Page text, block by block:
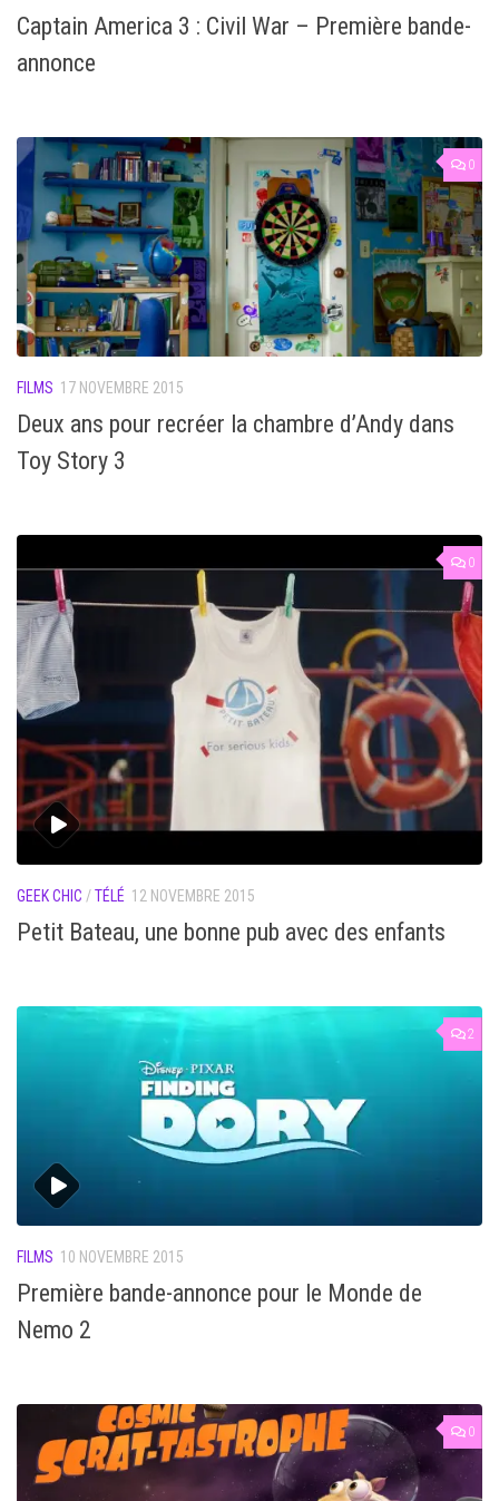
Captain America 3 : Civil War – Première bande-
annonce
0
FILMS 17 NOVEMBRE 2015
Deux ans pour recréer la chambre d’Andy dans
Toy Story 3
0
GEEK CHIC /TÉLÉ 12 NOVEMBRE 2015
Petit Bateau, une bonne pub avec des enfants
2
FILMS 10 NOVEMBRE 2015
Première bande-annonce pour le Monde de
Nemo 2
0